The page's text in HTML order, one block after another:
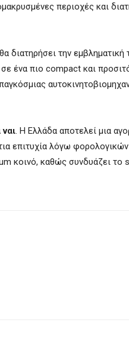
περιοχές και
διατηρήσει την
ένα πιο compact και
. Η Ελλάδα αποτελεί μια
επιτυχία λόγω
κοινό, καθώς συνδυάζει